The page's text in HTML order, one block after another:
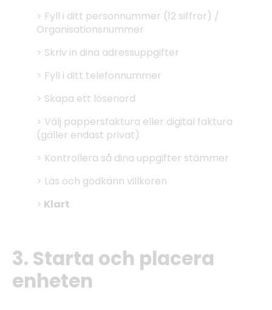
> Fyll i ditt personnummer (12 siffror) /
Organisationsnummer
> Skriv in dina adressuppgifter
> Fyll i ditt telefonnummer
> Skapa ett lösenord
> Välj pappersfaktura eller digital faktura
(gäller endast privat)
> Kontrollera så dina uppgifter stämmer
> Läs och godkänn villkoren
> Klart
3. Starta och placera
enheten